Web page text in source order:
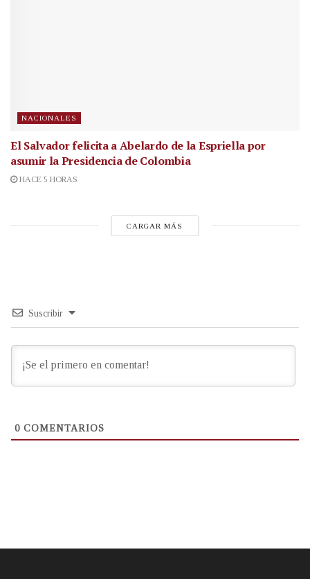
NACIONALES
El Salvador felicita a Abelardo de la Espriella por
asumir la Presidencia de Colombia
HACE 5 HORAS
CARGAR MÁS
Suscribir
0 COMENTARIOS